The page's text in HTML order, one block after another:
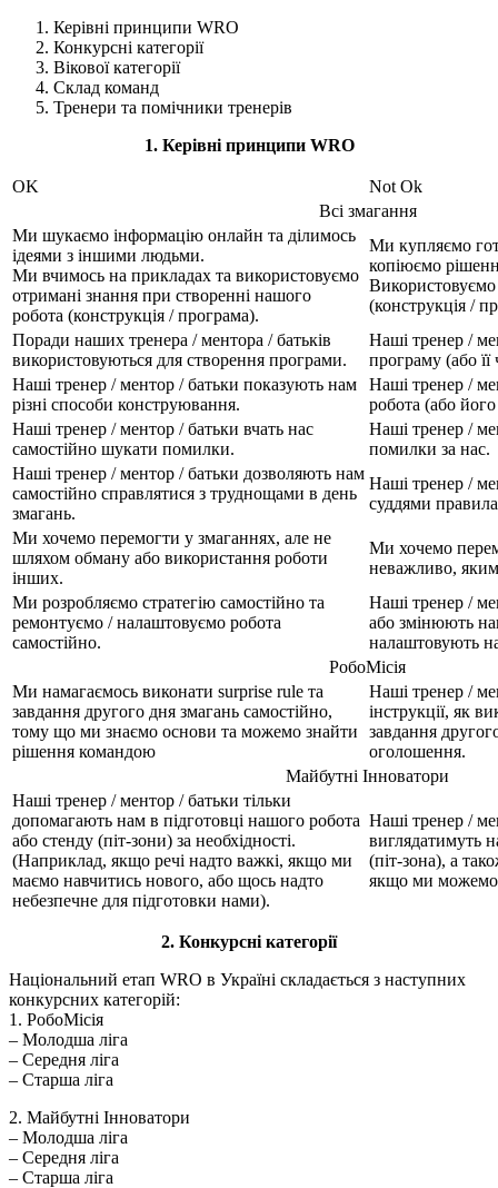
Керівні принципи WRO
Конкурсні категорії
Вікової категорії
Склад команд
Тренери та помічники тренерів
1. Керівні принципи WRO
OK
Not Ok
Всі змагання
Ми шукаємо інформацію онлайн та ділимось
ідеями з іншими людьми.
Ми вчимось на прикладах та використовуємо
отримані знання при створенні нашого
робота (конструкція / програма).
Ми купляємо
копіюємо
(конструкція /
Поради наших тренера / ментора / батьків
використовуються для створення програми.
Наші тренер /
програму (або її
Наші тренер / ментор / батьки показують нам
різні способи конструювання.
Наші тренер /
робота (або
Наші тренер / ментор / батьки вчать нас
самостійно шукати помилки.
Наші тренер /
помилки за нас.
Наші тренер / ментор / батьки дозволяють нам
самостійно справлятися з труднощами в день
змагань.
Наші тренер /
суддями
Ми хочемо перемогти у змаганнях, але не
шляхом обману або використання роботи
інших.
Ми хочемо
неважливо,
Ми розробляємо стратегію самостійно та
ремонтуємо / налаштовуємо робота
самостійно.
Наші тренер /
або змінюють
налаштовують
РобоМісія
Ми намагаємось виконати surprise rule та
завдання другого дня змагань самостійно,
тому що ми знаємо основи та можемо знайти
рішення командою
Наші тренер /
інструкції, як
завдання
оголошення.
Майбутні Інноватори
Наші тренер / ментор / батьки тільки
допомагають нам в підготовці нашого робота
або стенду (піт-зони) за необхідності.
(Наприклад, якщо речі надто важкі, якщо ми
маємо навчитись нового, або щось надто
небезпечне для підготовки нами).
Наші тренер /
виглядатимуть
(піт-зона), а
якщо ми можемо
2. Конкурсні категорії
Національний етап WRO в Україні складається з наступних
конкурсних категорій:
1. РобоМісія
– Молодша ліга
– Середня ліга
– Старша ліга
2. Майбутні Інноватори
– Молодша ліга
– Середня ліга
– Старша ліга